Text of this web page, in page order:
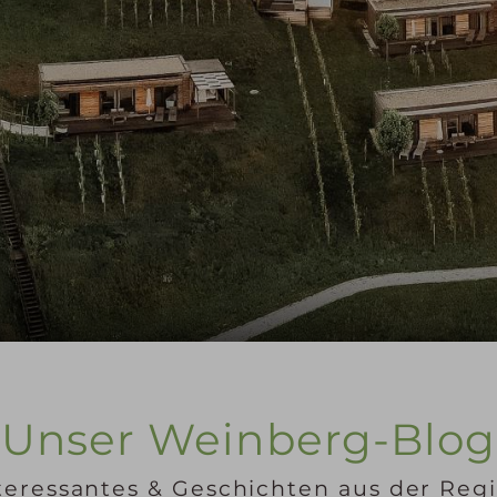
Unser Weinberg-Blog
& Geschichten aus der